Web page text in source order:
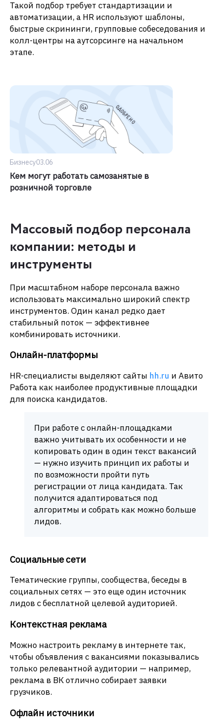
Такой подбор требует стандартизации и
автоматизации, а HR используют шаблоны,
быстрые скрининги, групповые собеседования и
колл-центры на аутсорсинге на начальном
этапе.
Бизнесу03.06
Кем могут работать самозанятые в
розничной торговле
Массовый подбор персонала
компании: методы и
инструменты
При масштабном наборе персонала важно
использовать максимально широкий спектр
инструментов. Один канал редко дает
стабильный поток — эффективнее
комбинировать источники.
Онлайн-платформы
HR-специалисты выделяют сайты hh.ru и Авито
Работа как наиболее продуктивные площадки
для поиска кандидатов.
При работе с онлайн-площадками
важно учитывать их особенности и не
копировать один в один текст вакансий
— нужно изучить принцип их работы и
по возможности пройти путь
регистрации от лица кандидата. Так
получится адаптироваться под
алгоритмы и собрать как можно больше
лидов.
Социальные сети
Тематические группы, сообщества, беседы в
социальных сетях — это еще один источник
лидов с бесплатной целевой аудиторией.
Контекстная реклама
Можно настроить рекламу в интернете так,
чтобы объявления с вакансиями показывались
только релевантной аудитории — например,
реклама в ВК отлично собирает заявки
грузчиков.
Офлайн источники